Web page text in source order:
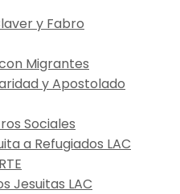
y Fabro
Migrantes
y Apostolado
Sociales
a Refugiados LAC
Jesuitas LAC